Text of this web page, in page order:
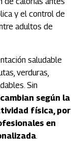
y el control de
adultos de
saludable
verduras,
Sin
según la
física, por
en
.